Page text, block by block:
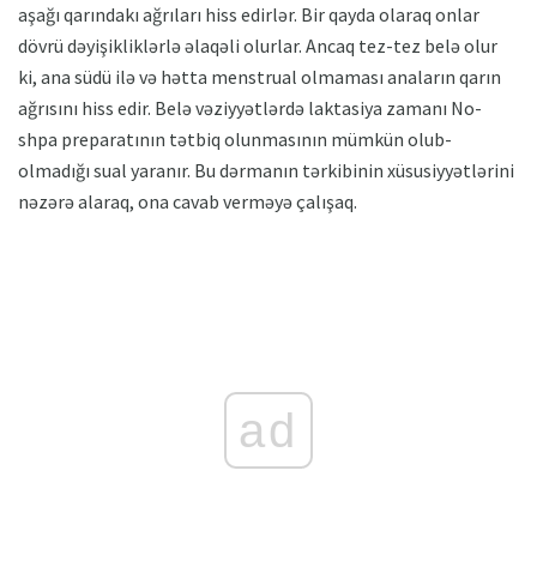
aşağı qarındakı ağrıları hiss edirlər. Bir qayda olaraq onlar
dövrü dəyişikliklərlə əlaqəli olurlar. Ancaq tez-tez belə olur
ki, ana südü ilə və hətta menstrual olmaması anaların qarın
ağrısını hiss edir. Belə vəziyyətlərdə laktasiya zamanı No-
shpa preparatının tətbiq olunmasının mümkün olub-
olmadığı sual yaranır. Bu dərmanın tərkibinin xüsusiyyətlərini
nəzərə alaraq, ona cavab verməyə çalışaq.
ad